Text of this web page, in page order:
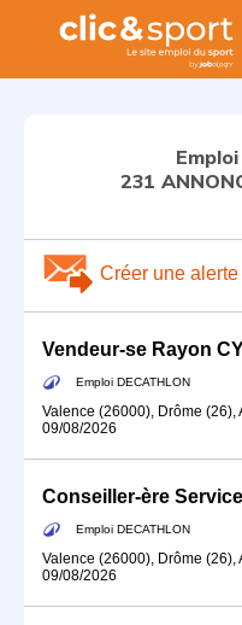
231
Créer une alerte
Emploi DECATHLON
Valence (26000), Drôme
09/08/2026
Emploi DECATHLON
Valence (26000), Drôme
09/08/2026